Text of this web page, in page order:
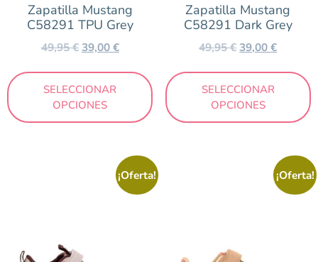
Zapatilla Mustang
C58291 TPU Grey
49,95€ 39,00€
SELECCIONAR
OPCIONES
Zapatilla Mustang
C58291 Dark Grey
49,95€ 39,00€
SELECCIONAR
OPCIONES
¡Oferta! ¡Oferta!